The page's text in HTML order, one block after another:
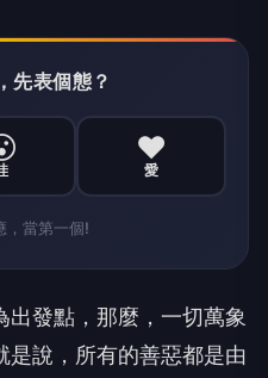
先表個態？
❤️
愛
，當第一個!
發點，那麼，一切萬象
是說，所有的善惡都是由